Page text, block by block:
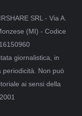
SRL - Via A.
(MI) - Codice
giornalistica, in
Non può
ai sensi della